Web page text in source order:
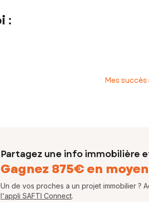
:
358 RSAC QUIMPER
Mes
Partagez une info immobilière
Gagnez 875€ en
Un de vos proches a un projet immobilier ?
l'appli SAFTI Connect.